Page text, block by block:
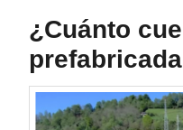
¿Cuánto